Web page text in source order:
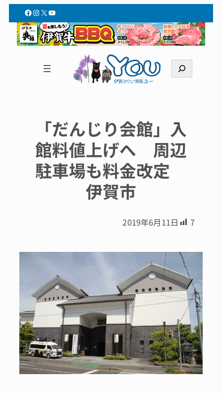
Facebook
Instagram
X YouTube
索
「だんじり会館」入
館料値上げへ 周辺
駐車場も料金改定
伊賀市
2019年6月11日 7